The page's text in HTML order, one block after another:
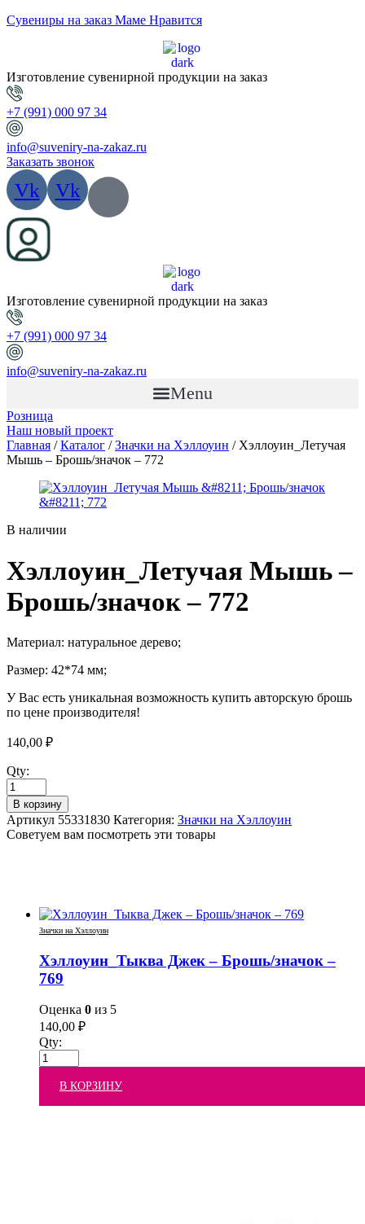
Сувениры на заказ Маме Нравится
Изготовление сувенирной продукции на заказ
+7 (991) 000 97 34
info@suveniry-na-zakaz.ru
Заказать звонок
Vk Vk
Изготовление сувенирной продукции на заказ
+7 (991) 000 97 34
info@suveniry-na-zakaz.ru
Menu
Розница
Наш новый проект
Главная /Каталог /Значки на Хэллоуин / Хэллоуин_Летучая
Мышь – Брошь/значок – 772
В наличии
Хэллоуин_Летучая Мышь –
Брошь/значок – 772
Материал: натуральное дерево;
Размер: 42*74 мм;
У Вас есть уникальная возможность купить авторскую брошь
по цене производителя!
140,00 ₽
Qty:
В корзину
Артикул 55331830 Категория: Значки на Хэллоуин
Советуем вам посмотреть эти товары
Значки на Хэллоуин
Хэллоуин_Тыква Джек – Брошь/значок –
769
Оценка 0 из 5
140,00 ₽
Qty:
В КОРЗИНУ